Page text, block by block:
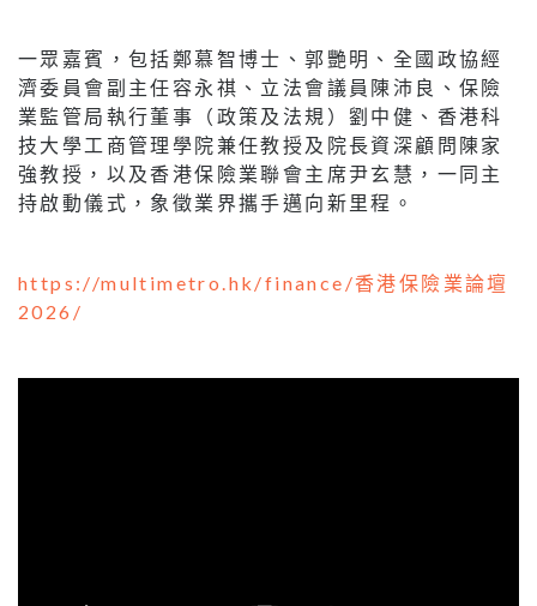
一眾嘉賓，包括鄭慕智博士、郭艷明、全國政協經
濟委員會副主任容永祺、立法會議員陳沛良、保險
業監管局執行董事（政策及法規）劉中健、香港科
技大學工商管理學院兼任教授及院長資深顧問陳家
強教授，以及香港保險業聯會主席尹玄慧，一同主
持啟動儀式，象徵業界攜手邁向新里程。
https://multimetro.hk/finance/香港保險業論壇
2026/